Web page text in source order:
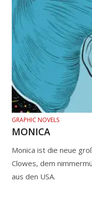
GRAPHIC NOVELS
MONICA
Monica ist die neue
Clowes, dem
aus den USA.